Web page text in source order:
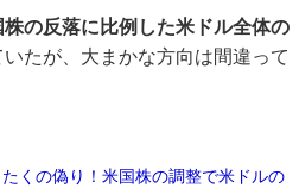
株の反落に比例した米ドル全体の
いたが、大まかな方向は間違って
くの偽り！米国株の調整で米ドルの